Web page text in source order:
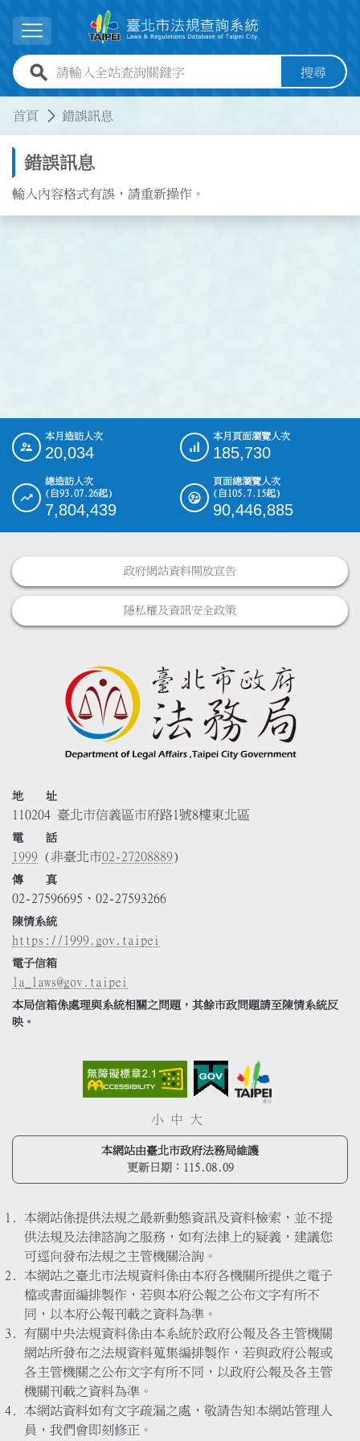
展開選單
全站查詢關鍵字欄位 搜尋
首頁 錯誤訊息
錯誤訊息
輸入內容格式有誤，請重新操作。
::: 本月造訪人次
20,034
本月頁面瀏覽人次
185,730
總造訪人次
(自93.07.26起)
7,804,439
頁面總瀏覽人次
(自105.7.15起)
90,446,885
政府網站資料開放宣告
隱私權及資訊安全政策
地 址
110204 臺北市信義區市府路1號8樓東北區
電 話
1999 (非臺北市02-27208889)
傳 真
02-27596695、02-27593266
陳情系統
https://1999.gov.taipei
電子信箱
la_laws@gov.taipei
本局信箱係處理與系統相關之問題，其餘市政問題請至陳情系統反
映。
小 中 大
本網站由臺北市政府法務局維護
更新日期： 115.08.09
本網站係提供法規之最新動態資訊及資料檢索，並不提
供法規及法律諮詢之服務，如有法律上的疑義，建議您
可逕向發布法規之主管機關洽詢。
本網站之臺北市法規資料係由本府各機關所提供之電子
檔或書面編排製作，若與本府公報之公布文字有所不
同，以本府公報刊載之資料為準。
有關中央法規資料係由本系統於政府公報及各主管機關
網站所發布之法規資料蒐集編排製作，若與政府公報或
各主管機關之公布文字有所不同，以政府公報及各主管
機關刊載之資料為準。
本網站資料如有文字疏漏之處，敬請告知本網站管理人
員，我們會即刻修正。